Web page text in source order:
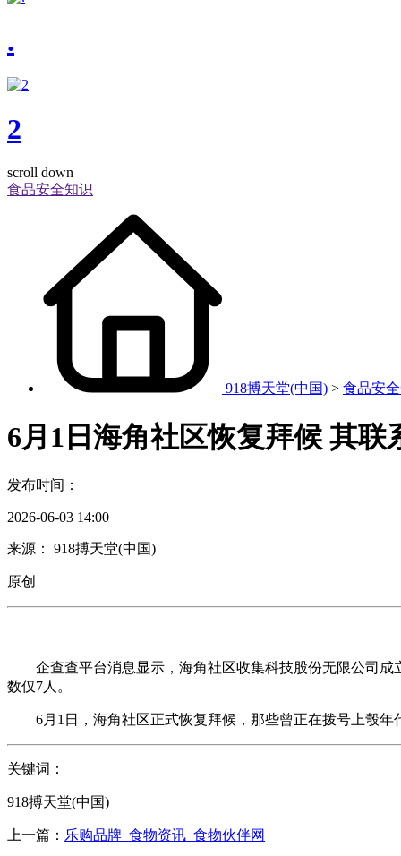
.
2
scroll down
食品安全知识
918搏天堂(中国) > 食品安
6月1日海角社区恢复拜候 其联
发布时间：
2026-06-03 14:00
来源： 918搏天堂(中国)
原创
企查查平台消息显示，海角社区收集科技股份无限公司成立
数仅7人。
6月1日，海角社区正式恢复拜候，那些曾正在拨号上彀年
关键词：
918搏天堂(中国)
上一篇： 乐购品牌_食物资讯_食物伙伴网